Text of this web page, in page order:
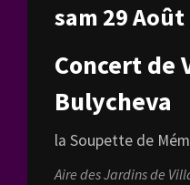
sam 29 Août
Concert de
Bulycheva
la Soupette de
Aire des Jardins de